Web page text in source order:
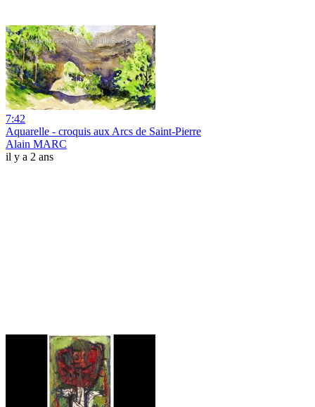
7:42
Aquarelle - croquis aux Arcs de Saint-Pierre
Alain MARC
il y a 2 ans